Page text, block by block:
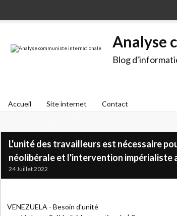
Analyse
Blog
Accueil Site internet Contact
L'unité des travailleurs est nécessaire
néolibérale et l'intervention impérialiste
24 Juillet 2022
VENEZUELA - Besoin d'unité